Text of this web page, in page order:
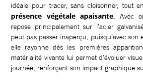
idéale pour tracer, sans cloisonner, tout
présence végétale apaisante. Avec
repose principalement sur l’acier
peut pas passer inaperçu, puisqu’avec son
elle rayonne dès les premières
matérialité vivante lui permet d’évoluer
journée, renforçant son impact graphique